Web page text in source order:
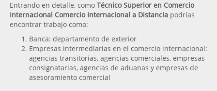
Entrando en detalle, como Técnico Superior en Comercio
Internacional Comercio Internacional a Distancia podrías
encontrar trabajo como:
Banca: departamento de exterior
Empresas intermediarias en el comercio internacional:
agencias transitorias, agencias comerciales, empresas
consignatarias, agencias de aduanas y empresas de
asesoramiento comercial